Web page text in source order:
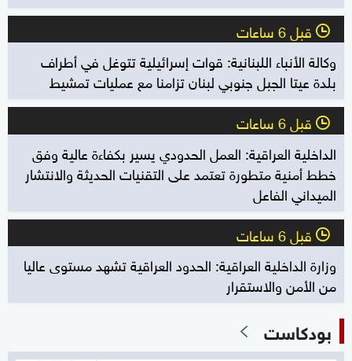
l قبل 6 ساعات
وكالة الأنباء اللبنانية: قوات إسرائيلية تتوغل في أطراف
بلدة عيتا الجبل جنوبي لبنان تزامنا مع عمليات تمشيط
l قبل 6 ساعات
الداخلية العراقية: العمل الحدودي يسير بكفاءة عالية وفق
خطط أمنية متطورة تعتمد على التقنيات الحديثة والانتشار
الميداني الفاعل
l قبل 6 ساعات
وزارة الداخلية العراقية: الحدود العراقية تشهد مستوى عاليا
من الأمن والاستقرار
بودكاست